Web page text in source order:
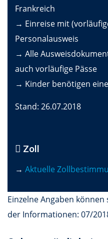
Frankreich
→ Einreise mit
Personalausweis
→ Alle
auch vorläufige Pässe
→ Kinder benötigen
Stand: 26.07.2018
Zoll
→ Aktuelle
Einzelne Angaben
der Informationen: 07/